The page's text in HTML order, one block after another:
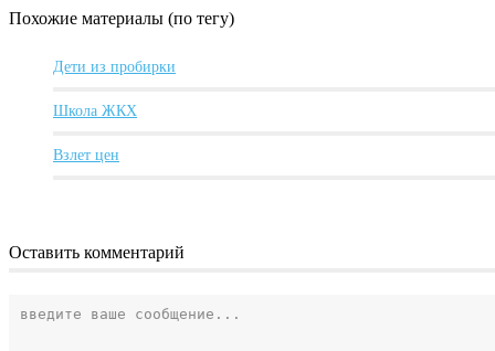
Похожие материалы (по тегу)
Дети из пробирки
Школа ЖКХ
Взлет цен
Оставить комментарий